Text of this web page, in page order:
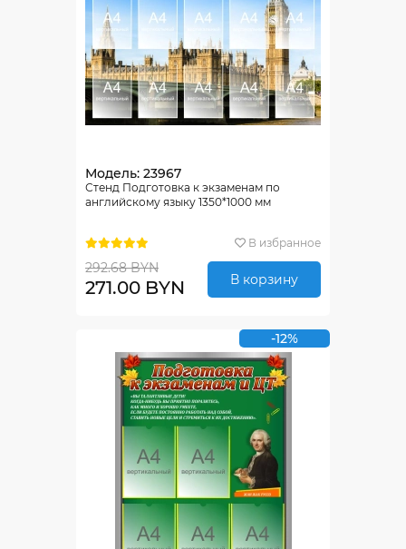
Модель: 23967
Стенд Подготовка к экзаменам по
английскому языку 1350*1000 мм
В избранное
292.68 BYN
271.00 BYN В корзину
-12%